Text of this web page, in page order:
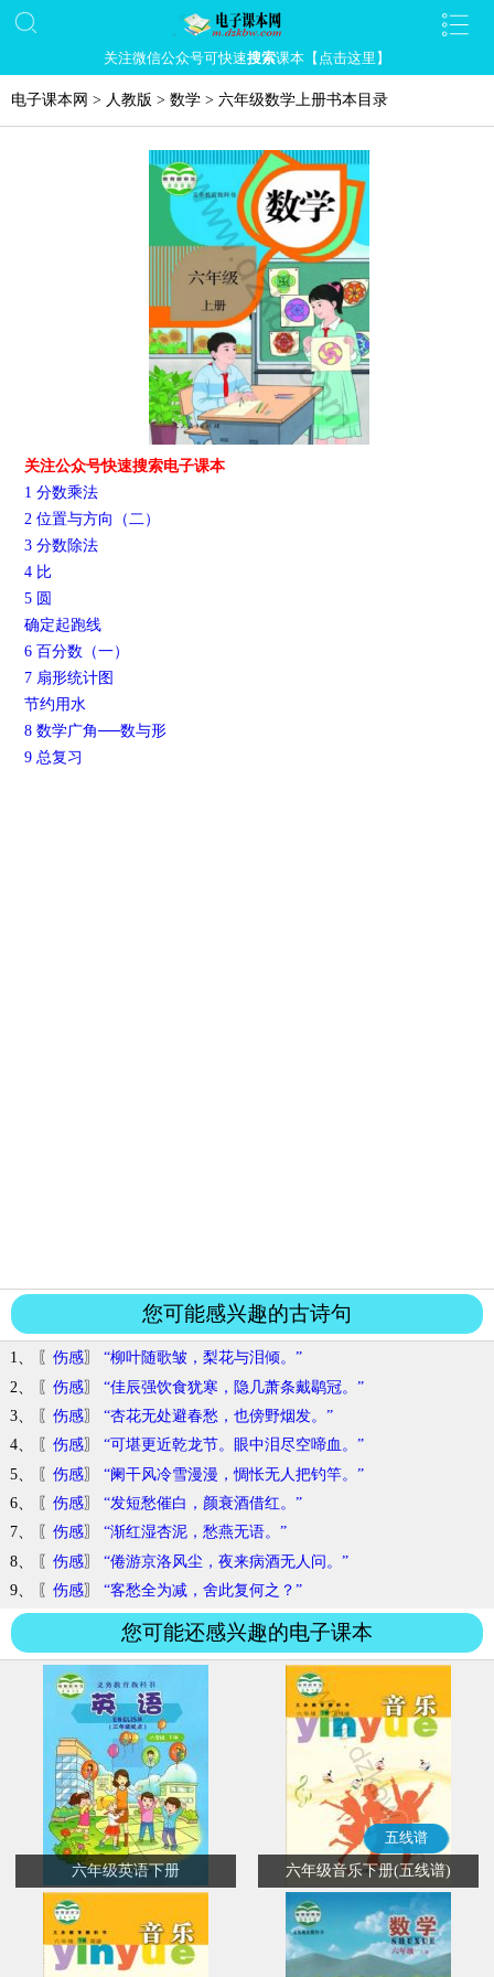
关注微信公众号可快速搜索课本【点击这里】
电子课本网 > 人教版 > 数学 > 六年级数学上册书本目录
关注公众号快速搜索电子课本
1 分数乘法
2 位置与方向（二）
3 分数除法
4 比
5 圆
确定起跑线
6 百分数（一）
7 扇形统计图
节约用水
8 数学广角──数与形
9 总复习
您可能感兴趣的古诗句
1、 〖 伤感〗 “柳叶随歌皱，梨花与泪倾。”
2、 〖 伤感〗 “佳辰强饮食犹寒，隐几萧条戴鹖冠。”
3、 〖 伤感〗 “杏花无处避春愁，也傍野烟发。”
4、 〖 伤感〗 “可堪更近乾龙节。眼中泪尽空啼血。”
5、 〖 伤感〗 “阑干风冷雪漫漫，惆怅无人把钓竿。”
6、 〖 伤感〗 “发短愁催白，颜衰酒借红。”
7、 〖 伤感〗 “渐红湿杏泥，愁燕无语。”
8、 〖 伤感〗 “倦游京洛风尘，夜来病酒无人问。”
9、 〖 伤感〗 “客愁全为减，舍此复何之？”
您可能还感兴趣的电子课本
六年级英语下册
五线谱
六年级音乐下册(五线谱)